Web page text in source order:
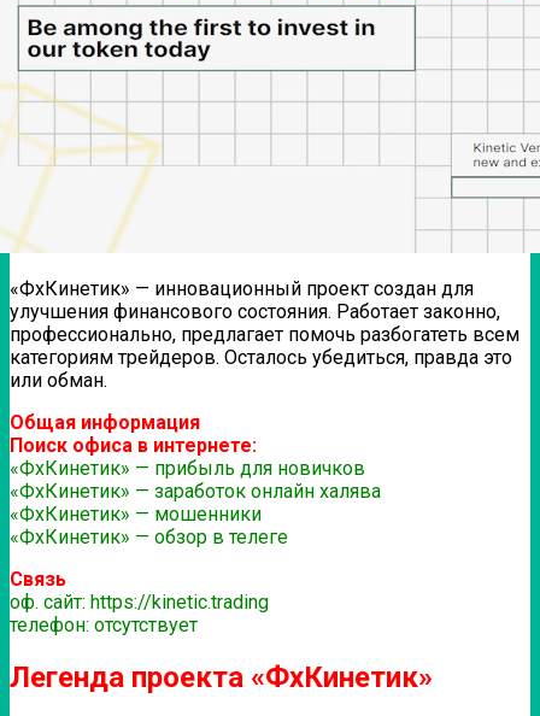
«ФхКинетик» — инновационный проект создан для
улучшения финансового состояния. Работает законно,
профессионально, предлагает помочь разбогатеть всем
категориям трейдеров. Осталось убедиться, правда это
или обман.
Общая информация
Поиск офиса в интернете:
«ФхКинетик» — прибыль для новичков
«ФхКинетик» — заработок онлайн халява
«ФхКинетик» — мошенники
«ФхКинетик» — обзор в телеге
Связь
оф. сайт: https://kinetic.trading
телефон: отсутствует
Легенда проекта «ФхКинетик»